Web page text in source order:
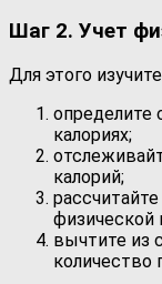
Шаг 2. Учет
Для этого
определите
калориях;
калорий;
физической
вычтите из
количество